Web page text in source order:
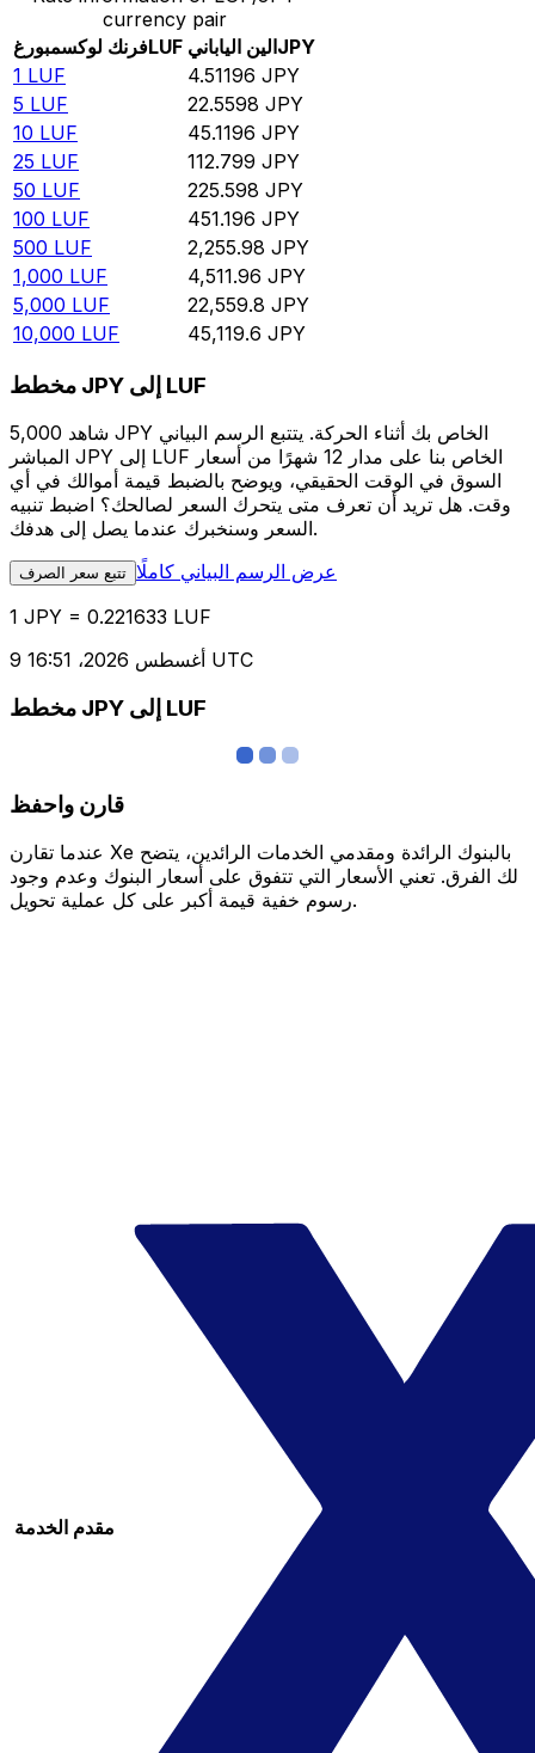
currency pair
فرنك لوكسمبورغLUF الين اليابانيJPY
1 LUF 4.51196 JPY
5 LUF 22.5598 JPY
10 LUF 45.1196 JPY
25 LUF 112.799 JPY
50 LUF 225.598 JPY
100 LUF 451.196 JPY
500 LUF 2,255.98 JPY
1,000 LUF 4,511.96 JPY
5,000 LUF 22,559.8 JPY
10,000 LUF 45,119.6 JPY
مخطط JPY إلى LUF
شاهد 5,000 JPY الخاص بك أثناء الحركة. يتتبع الرسم البياني
المباشر JPY إلى LUF الخاص بنا على مدار 12 شهرًا من أسعار
السوق في الوقت الحقيقي، ويوضح بالضبط قيمة أموالك في أي
وقت. هل تريد أن تعرف متى يتحرك السعر لصالحك؟ اضبط تنبيه
السعر وسنخبرك عندما يصل إلى هدفك.
تتبع سعر الصرف عرض الرسم البياني كاملًا
1 JPY = 0.221633 LUF
9 أغسطس 2026، 16:51 UTC
مخطط JPY إلى LUF
قارن واحفظ
عندما تقارن Xe بالبنوك الرائدة ومقدمي الخدمات الرائدين، يتضح
لك الفرق. تعني الأسعار التي تتفوق على أسعار البنوك وعدم وجود
رسوم خفية قيمة أكبر على كل عملية تحويل.
مقدم الخدمة